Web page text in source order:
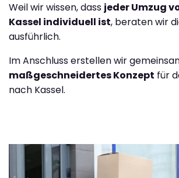
Weil wir wissen, dass jeder Umzug
Kassel individuell ist, beraten wir
ausführlich.
Im Anschluss erstellen wir
maßgeschneidertes Konzept für
nach Kassel.